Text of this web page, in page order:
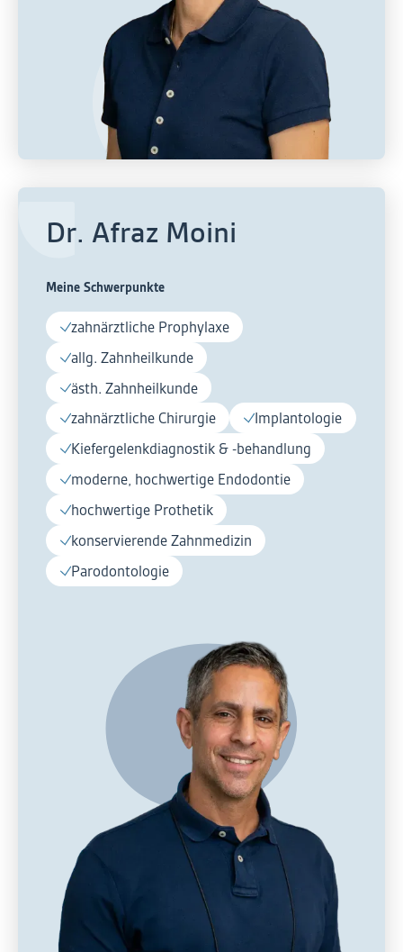
Dr. Afraz Moini
Meine Schwerpunkte
zahnärztliche Prophylaxe
allg. Zahnheilkunde
ästh. Zahnheilkunde
zahnärztliche Chirurgie
Implantologie
Kiefergelenkdiagnostik & -behandlung
moderne, hochwertige Endodontie
hochwertige Prothetik
konservierende Zahnmedizin
Parodontologie